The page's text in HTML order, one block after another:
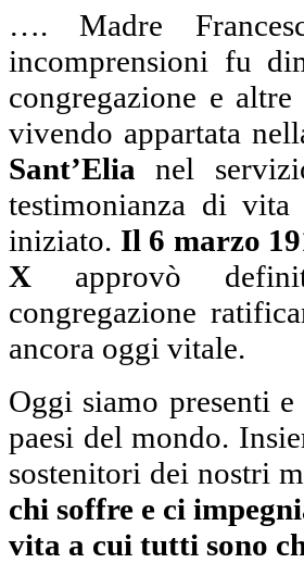
…. Madre
incomprensioni fu
congregazione e
vivendo appartata
Sant’Elia nel
testimonianza di
iniziato. Il 6 marzo
X approvò
congregazione
ancora oggi vitale.
Oggi siamo presenti
paesi del mondo.
sostenitori dei nostri
chi soffre e ci
vita a cui tutti sono